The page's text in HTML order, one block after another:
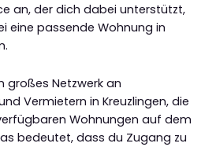
an, der dich dabei unterstützt,
eine passende Wohnung in
großes Netzwerk an
Vermietern in Kreuzlingen, die
Wohnungen auf dem
bedeutet, dass du Zugang zu